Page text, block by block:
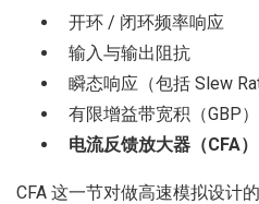
开环 / 闭环频率响应
输入与输出阻抗
瞬态响应（包括 Slew
有限增益带宽积（GBP
电流反馈放大器（CFA）
CFA 这一节对做高速模拟设计